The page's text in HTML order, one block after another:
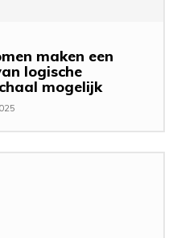
maken een
logische
mogelijk